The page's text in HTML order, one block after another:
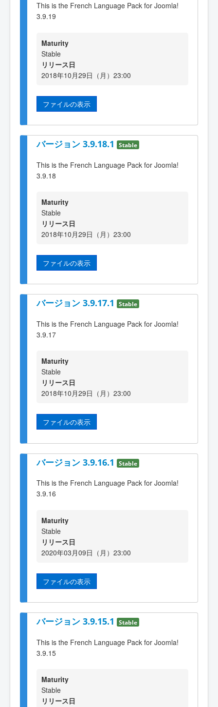
This is the French Language Pack for Joomla!
3.9.19
Maturity
Stable
リリース日
2018年10月29日（月）23:00
ファイルの表示
バージョン 3.9.18.1 Stable
This is the French Language Pack for Joomla!
3.9.18
Maturity
Stable
リリース日
2018年10月29日（月）23:00
ファイルの表示
バージョン 3.9.17.1 Stable
This is the French Language Pack for Joomla!
3.9.17
Maturity
Stable
リリース日
2018年10月29日（月）23:00
ファイルの表示
バージョン 3.9.16.1 Stable
This is the French Language Pack for Joomla!
3.9.16
Maturity
Stable
リリース日
2020年03月09日（月）23:00
ファイルの表示
バージョン 3.9.15.1 Stable
This is the French Language Pack for Joomla!
3.9.15
Maturity
Stable
リリース日